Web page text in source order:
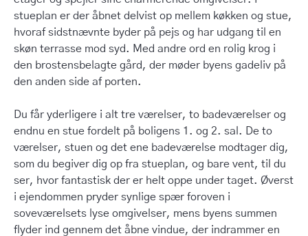
stueplan er der åbnet delvist op mellem køkken og stue,
hvoraf sidstnævnte byder på pejs og har udgang til en
skøn terrasse mod syd. Med andre ord en rolig krog i
den brostensbelagte gård, der møder byens gadeliv på
den anden side af porten.
Du får yderligere i alt tre værelser, to badeværelser og
endnu en stue fordelt på boligens 1. og 2. sal. De to
værelser, stuen og det ene badeværelse modtager dig,
som du begiver dig op fra stueplan, og bare vent, til du
ser, hvor fantastisk der er helt oppe under taget. Øverst
i ejendommen pryder synlige spær foroven i
soveværelsets lyse omgivelser, mens byens summen
flyder ind gennem det åbne vindue, der indrammer en